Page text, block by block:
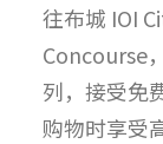
往布城 IOI
Concourse
列，接受免
购物时享受